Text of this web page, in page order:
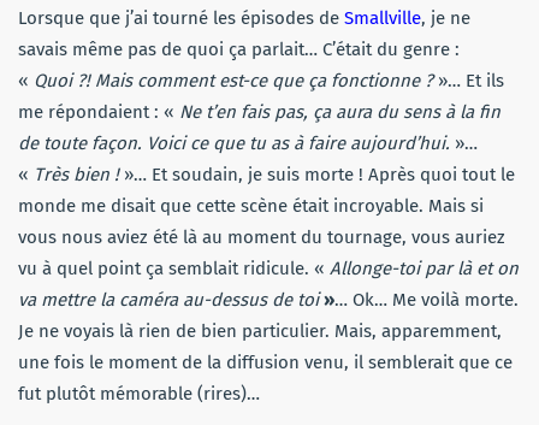
Lorsque que j’ai tourné les épisodes de Smallville, je ne
savais même pas de quoi ça parlait… C’était du genre :
« Quoi ?! Mais comment est-ce que ça fonctionne ?»… Et ils
me répondaient : « Ne t’en fais pas, ça aura du sens à la fin
de toute façon. Voici ce que tu as à faire aujourd’hui. »…
« Très bien !»… Et soudain, je suis morte ! Après quoi tout le
monde me disait que cette scène était incroyable. Mais si
vous nous aviez été là au moment du tournage, vous auriez
vu à quel point ça semblait ridicule. « Allonge-toi par là et on
va mettre la caméra au-dessus de toi»… Ok… Me voilà morte.
Je ne voyais là rien de bien particulier. Mais, apparemment,
une fois le moment de la diffusion venu, il semblerait que ce
fut plutôt mémorable (rires)…